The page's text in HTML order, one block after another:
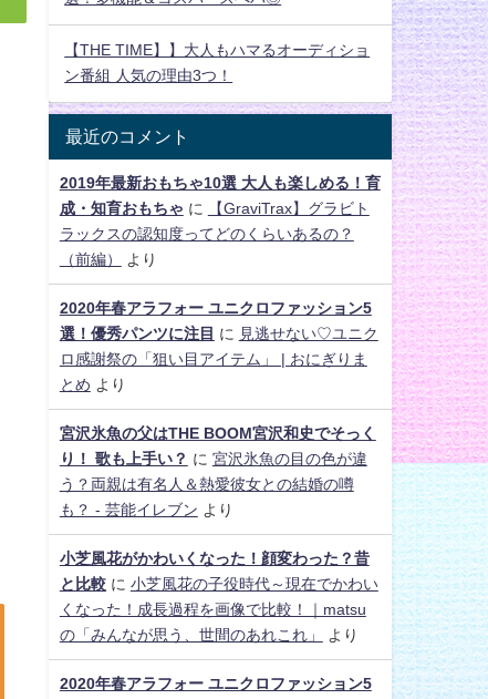
【THE TIME】】大人もハマるオーディショ
ン番組 人気の理由3つ！
最近のコメント
2019年最新おもちゃ10選 大人も楽しめる！育
成・知育おもちゃ に
【GraviTrax】グラビト
ラックスの認知度ってどのくらいあるの？
（前編）
より
2020年春アラフォー ユニクロファッション5
選！優秀パンツに注目 に
見逃せない♡ユニク
ロ感謝祭の「狙い目アイテム」 | おにぎりま
とめ より
宮沢氷魚の父はTHE BOOM宮沢和史でそっく
り！ 歌も上手い？ に 宮沢氷魚の目の色が違
う？両親は有名人＆熱愛彼女との結婚の噂
も？ - 芸能イレブン より
小芝風花がかわいくなった！顔変わった？昔
と比較に 小芝風花の子役時代～現在でかわい
くなった！成長過程を画像で比較！｜matsu
の「みんなが思う、世間のあれこれ」
より
2020年春アラフォー ユニクロファッション5